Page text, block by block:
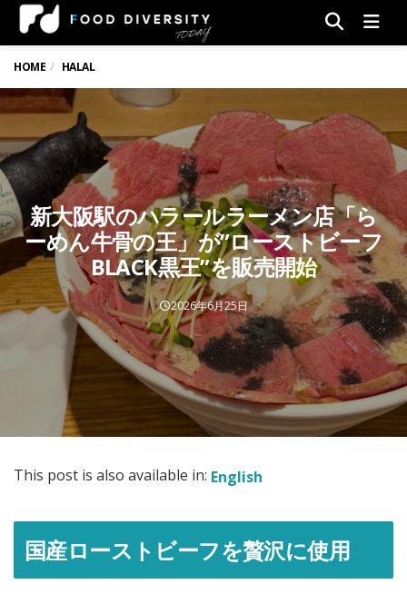
HOME HALAL
新大阪駅のハラールラーメン店「ら
ーめん牛骨の王」が”ローストビーフ
BLACK黒王”を販売開始
2026年6月25日
This post is also available in: English
国産ローストビーフを贅沢に使用